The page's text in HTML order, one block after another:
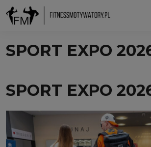
SPORT EXPO
SPORT EXPO